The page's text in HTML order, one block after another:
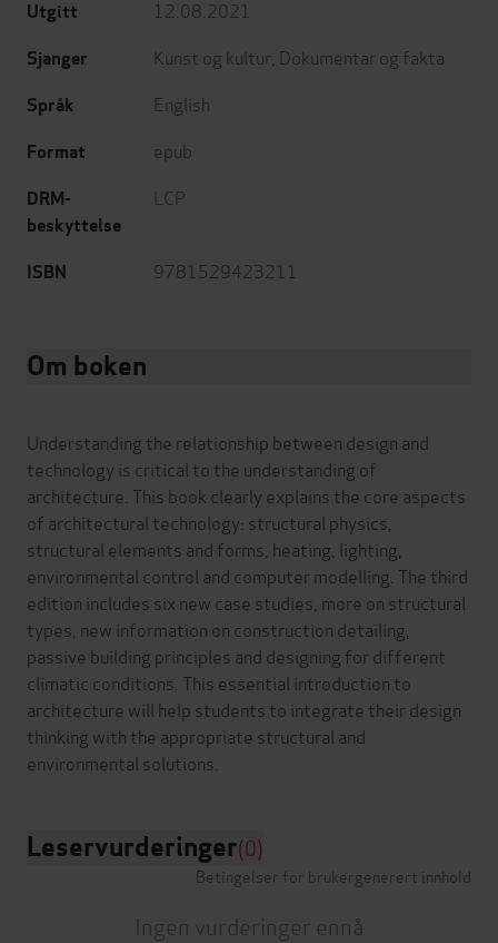
Utgitt 12.08.2021
Sjanger Kunst og kultur Dokumentar og fakta
Språk English
Format epub
DRM-
beskyttelse
LCP
ISBN 9781529423211
Om boken
Understanding the relationship between design and
technology is critical to the understanding of
architecture. This book clearly explains the core aspects
of architectural technology: structural physics,
structural elements and forms, heating, lighting,
environmental control and computer modelling. The third
edition includes six new case studies, more on structural
types, new information on construction detailing,
passive building principles and designing for different
climatic conditions. This essential introduction to
architecture will help students to integrate their design
thinking with the appropriate structural and
Leservurderinger(0)
Betingelser for brukergenerert innhold
Ingen vurderinger ennå